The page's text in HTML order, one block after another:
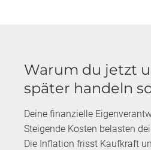
Warum du jetzt
später handeln
Deine finanzielle
Steigende Kosten belasten
Die Inflation frisst Kaufkraft